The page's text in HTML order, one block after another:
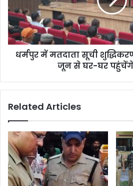
धर्मपुर में मतदाता सूची
जून से घर-घर
Related Articles